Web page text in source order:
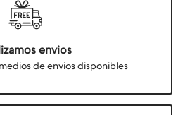
envios
de envios disponibles